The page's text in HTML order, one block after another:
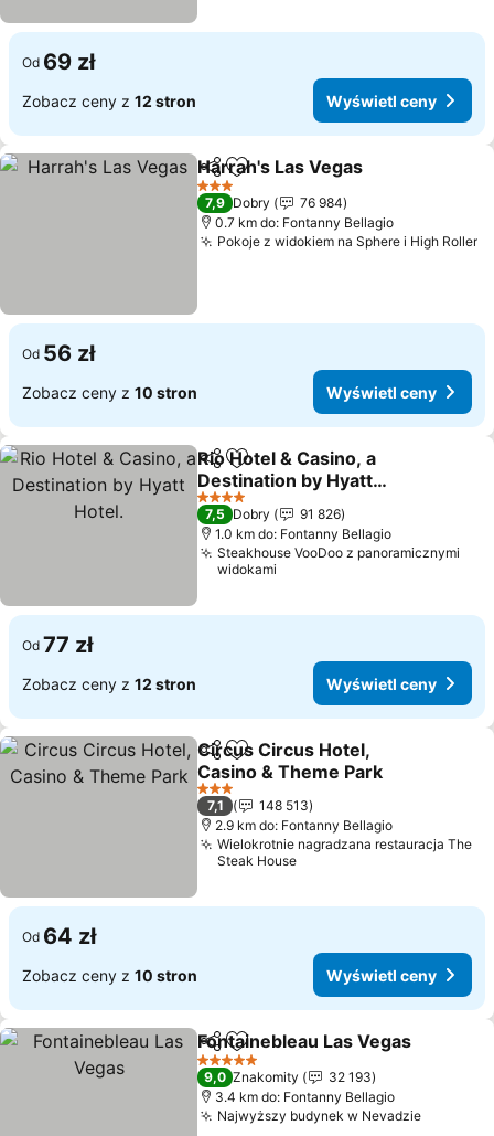
Od 69 zł
Zobacz ceny z 12 stron Wyświetl ceny
Udostępnij
Dodaj do ulubionych
Harrah's Las Vegas
3 Kategoria
7,9 Dobry
76 984
0.7 km do: Fontanny Bellagio
Pokoje z widokiem na Sphere i High Roller
Od 56 zł
Zobacz ceny z 10 stron Wyświetl ceny
UdostępnijDodaj do ulubionych
Rio Hotel & Casino, a
Destination by Hyatt
Hotel.
Wyświetl ceny
4 Kategoria
7,5 Dobry
91 826
1.0 km do: Fontanny Bellagio
Steakhouse VooDoo z panoramicznymi
widokami
Od 77 zł
Zobacz ceny z 12 stron Wyświetl ceny
Udostępnij
Dodaj do ulubionych
Circus Circus Hotel,
Casino & Theme Park
Wyświetl ceny
3 Kategoria
7,1
148 513
2.9 km do: Fontanny Bellagio
Wielokrotnie nagradzana restauracja The
Steak House
Od 64 zł
Zobacz ceny z 10 stron Wyświetl ceny
Udostępnij
Dodaj do ulubionych
Fontainebleau Las Vegas
5 Kategoria
9,0 Znakomity
32 193
3.4 km do: Fontanny Bellagio
Najwyższy budynek w Nevadzie